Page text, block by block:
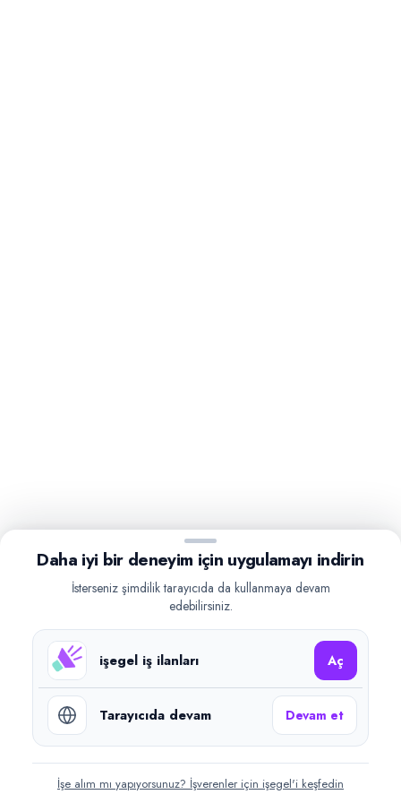
Daha iyi bir deneyim için uygulamayı indirin
İsterseniz şimdilik tarayıcıda da kullanmaya devam
edebilirsiniz.
işegel iş ilanları Aç
Tarayıcıda devam Devam et
İşe alım mı yapıyorsunuz? İşverenler için işegel'i keşfedin